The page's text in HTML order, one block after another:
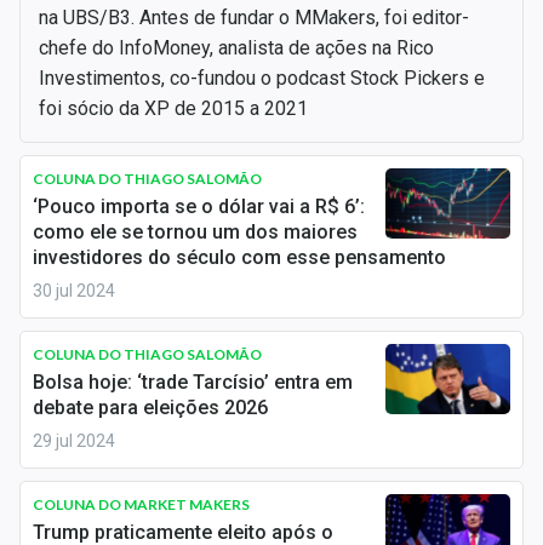
Últimas Notícias
Newsletters
Cotações
Comprar ou vender?
Carteiras Recomendadas
Central de Dividendos
Central de Fundos Imobiliários
Central dos IPOs
Finanças Pessoais
na UBS/B3. Antes de fundar o MMakers, foi editor-
chefe do InfoMoney, analista de ações na Rico
Investimentos, co-fundou o podcast Stock Pickers e
foi sócio da XP de 2015 a 2021
COLUNA DO THIAGO SALOMÃO
‘Pouco importa se o dólar vai a R$ 6’:
como ele se tornou um dos maiores
investidores do século com esse pensamento
30 jul 2024
COLUNA DO THIAGO SALOMÃO
Bolsa hoje: ‘trade Tarcísio’ entra em
debate para eleições 2026
29 jul 2024
COLUNA DO MARKET MAKERS
Trump praticamente eleito após o